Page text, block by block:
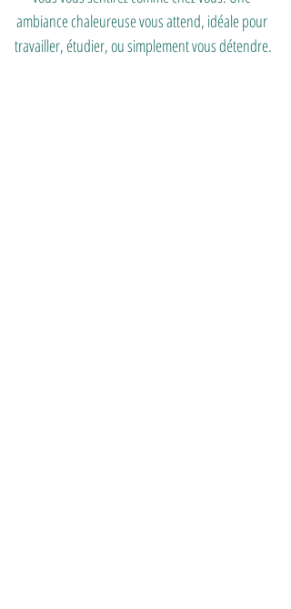
ambiance chaleureuse vous attend, idéale pour
travailler, étudier, ou simplement vous détendre.